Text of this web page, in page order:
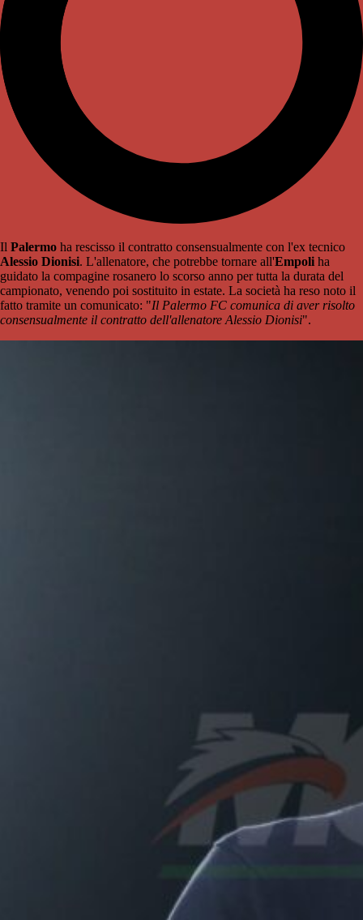
Il Palermo ha rescisso il contratto consensualmente con l'ex tecnico
Alessio Dionisi. L'allenatore, che potrebbe tornare all'Empoli ha
guidato la compagine rosanero lo scorso anno per tutta la durata del
campionato, venendo poi sostituito in estate. La società ha reso noto il
fatto tramite un comunicato: "Il Palermo FC comunica di aver risolto
consensualmente il contratto dell'allenatore Alessio Dionisi".